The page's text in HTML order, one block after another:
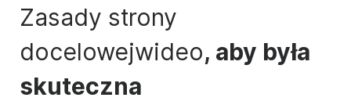
Zasady strony
docelowejwideo, aby była
skuteczna